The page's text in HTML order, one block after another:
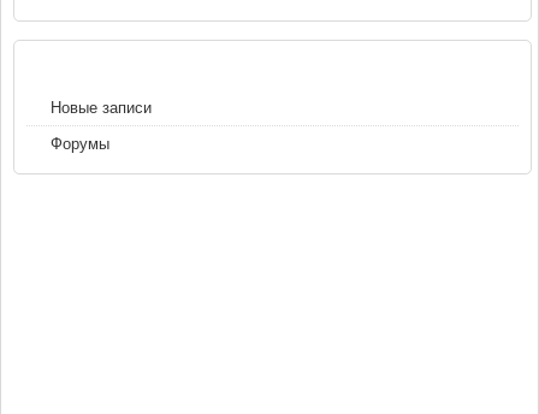
Новые записи
Форумы